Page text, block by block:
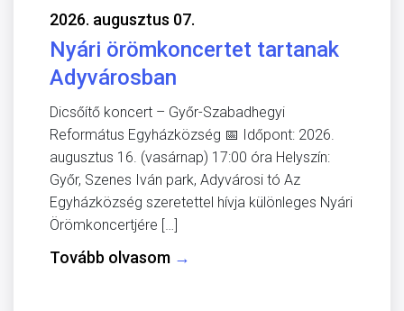
2026. augusztus 07.
Nyári örömkoncertet tartanak
Adyvárosban
Dicsőítő koncert – Győr-Szabadhegyi
Református Egyházközség 📅 Időpont: 2026.
augusztus 16. (vasárnap) 17:00 óra Helyszín:
Győr, Szenes Iván park, Adyvárosi tó Az
Egyházközség szeretettel hívja különleges Nyári
Örömkoncertjére […]
Tovább olvasom →